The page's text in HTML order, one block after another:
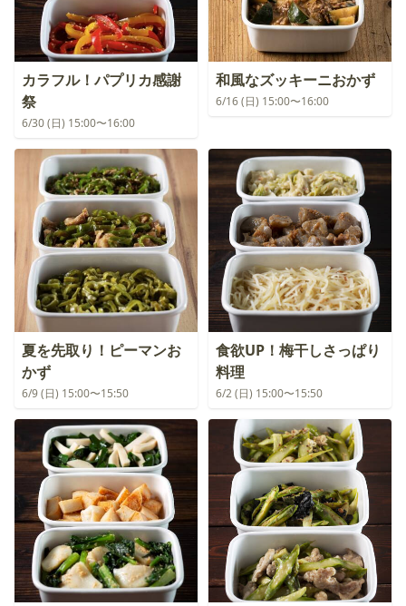
カラフル！パプリカ感謝
祭
6/30 (日) 15:00〜16:00
和風なズッキーニおかず
6/16 (日) 15:00〜16:00
夏を先取り！ピーマンお
かず
6/9 (日) 15:00〜15:50
食欲UP！梅干しさっぱり
料理
6/2 (日) 15:00〜15:50